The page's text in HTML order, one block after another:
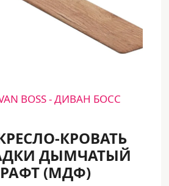
отличаться по тону от
из-за особенностей
вашего монитора
BOSS - ДИВАН БОСС
КРОВАТЬ
ДЫМЧАТЫЙ
(МДФ)